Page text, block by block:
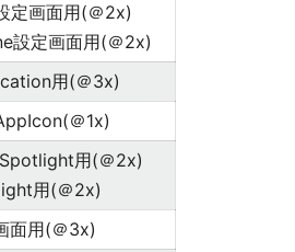
定画面用(＠2x)
設定画面用(＠2x)
用(＠3x)
＠1x)
用(＠2x)
用(＠2x)
面用(＠3x)